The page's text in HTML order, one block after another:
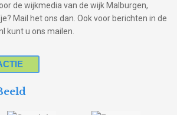
de wijkmedia van de wijk Malburgen,
Mail het ons dan. Ook voor berichten in de
kunt u ons mailen.